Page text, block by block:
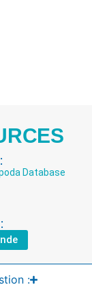
Database
: